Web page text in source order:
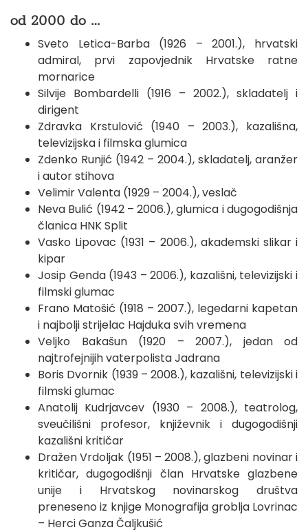
od 2000 do …
Sveto Letica-Barba (1926 – 2001.), hrvatski
admiral, prvi zapovjednik Hrvatske ratne
mornarice
Silvije Bombardelli (1916 – 2002.), skladatelj i
dirigent
Zdravka Krstulović (1940 – 2003.), kazališna,
televizijska i filmska glumica
Zdenko Runjić (1942 – 2004.), skladatelj, aranžer
i autor stihova
Velimir Valenta (1929 – 2004.), veslač
Neva Bulić (1942 – 2006.), glumica i dugogodišnja
članica HNK Split
Vasko Lipovac (1931 – 2006.), akademski slikar i
kipar
Josip Genda (1943 – 2006.), kazališni, televizijski i
filmski glumac
Frano Matošić (1918 – 2007.), legedarni kapetan
i najbolji strijelac Hajduka svih vremena
Veljko Bakašun (1920 – 2007.), jedan od
najtrofejnijih vaterpolista Jadrana
Boris Dvornik (1939 – 2008.), kazališni, televizijski i
filmski glumac
Anatolij Kudrjavcev (1930 – 2008.), teatrolog,
sveučilišni profesor, književnik i dugogodišnji
kazališni kritičar
Dražen Vrdoljak (1951 – 2008.), glazbeni novinar i
kritičar, dugogodišnji član Hrvatske glazbene
unije i Hrvatskog novinarskog društva
preneseno iz knjige Monografija groblja Lovrinac
– Herci Ganza Čaljkušić